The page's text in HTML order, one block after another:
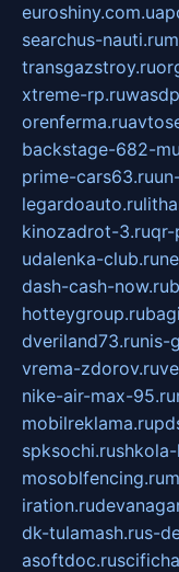
euroshiny.com.ua
searchus-nauti.ru
transgazstroy.ru
xtreme-rp.ru
orenferma.ru
backstage-682-
prime-cars63.ru
legardoauto.ru
kinozadrot-3.ruqr-
udalenka-club.ru
dash-cash-now.ru
hotteygroup.ru
dveriland73.runis-
vrema-zdorov.ru
nike-air-max-95.ru
mobilreklama.ru
spksochi.ru
mosoblfencing.ru
iration.ru
dk-tulamash.rus-
asoftdoc.ru